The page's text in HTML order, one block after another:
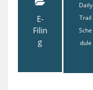
E-
Filin
g
Daily
Trail
Sche
dule